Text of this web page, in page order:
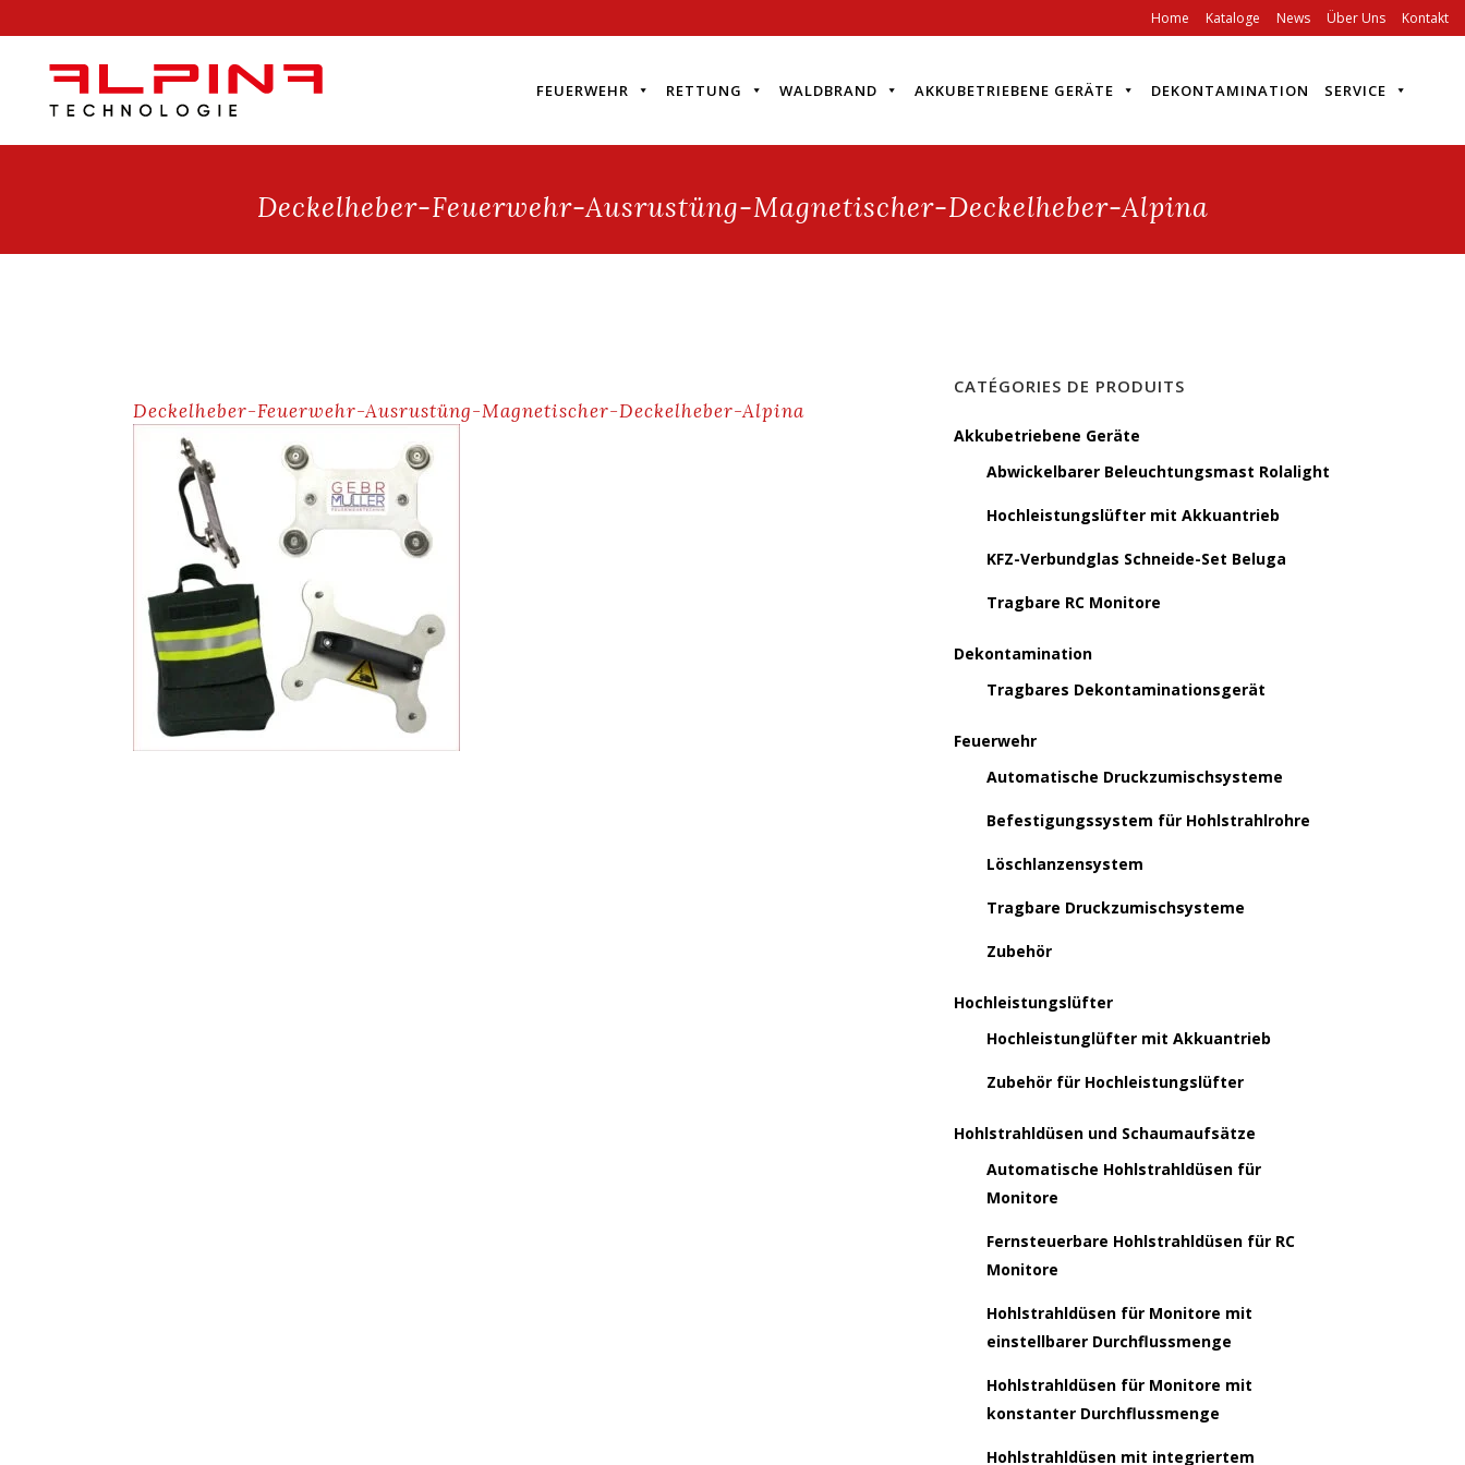
Home Kataloge News Über Uns Kontakt
FEUERWEHR RETTUNG WALDBRAND AKKUBETRIEBENE GERÄTE DEKONTAMINATION SERVICE
Deckelheber-Feuerwehr-Ausrustüng-Magnetischer-Deckelheber-Alpina
Deckelheber-Feuerwehr-Ausrustüng-Magnetischer-Deckelheber-Alpina
CATÉGORIES DE PRODUITS
Akkubetriebene Geräte
Abwickelbarer Beleuchtungsmast Rolalight
Hochleistungslüfter mit Akkuantrieb
KFZ-Verbundglas Schneide-Set Beluga
Tragbare RC Monitore
Dekontamination
Tragbares Dekontaminationsgerät
Feuerwehr
Automatische Druckzumischsysteme
Befestigungssystem für Hohlstrahlrohre
Löschlanzensystem
Tragbare Druckzumischsysteme
Zubehör
Hochleistungslüfter
Hochleistunglüfter mit Akkuantrieb
Zubehör für Hochleistungslüfter
Hohlstrahldüsen und Schaumaufsätze
Automatische Hohlstrahldüsen für
Monitore
Fernsteuerbare Hohlstrahldüsen für RC
Monitore
Hohlstrahldüsen für Monitore mit
einstellbarer Durchflussmenge
Hohlstrahldüsen für Monitore mit
konstanter Durchflussmenge
Hohlstrahldüsen mit integriertem